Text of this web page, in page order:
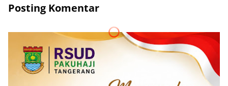
Posting Komentar